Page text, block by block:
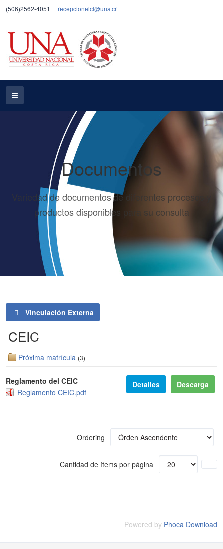
(506)2562-4051 recepcionelcl@una.cr
Documentos
Variedad de documentos de diferentes procesos y
productos disponibles para su consulta
Vinculación Externa
CEIC
Próxima matrícula (3)
Reglamento del CEIC
Reglamento CEIC.pdf
Descarga
Detalles
Ordering
Cantidad de ítems por página
Powered by Phoca Download